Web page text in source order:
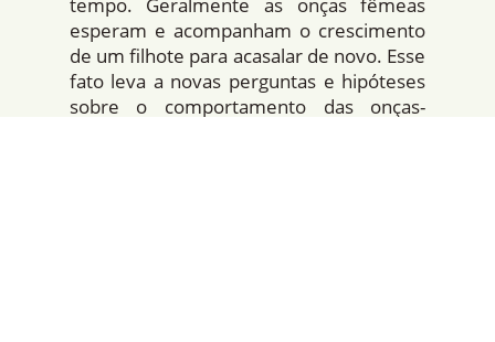
tempo. Geralmente as onças fêmeas
esperam e acompanham o crescimento
de um filhote para acasalar de novo. Esse
fato leva a novas perguntas e hipóteses
sobre o comportamento das onças-